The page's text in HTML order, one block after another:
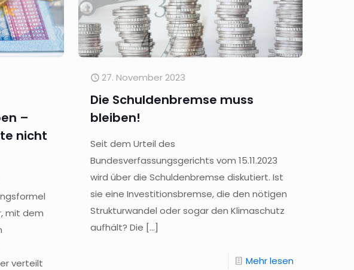
–
nicht
mit dem
verteilt
27. November 2023
Die Schuldenbremse muss
bleiben!
Seit dem Urteil des
Bundesverfassungsgerichts vom 15.11.2023
wird über die Schuldenbremse diskutiert. Ist
sie eine Investitionsbremse, die den nötigen
Strukturwandel oder sogar den Klimaschutz
aufhält? Die […]
Mehr lesen